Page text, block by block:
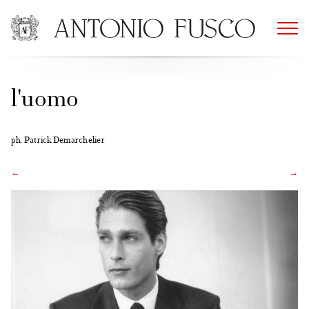
content
l'uomo
ph. Patrick Demarchelier
← →